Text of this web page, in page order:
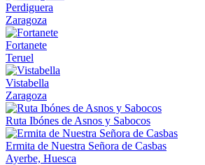
Perdiguera
Zaragoza
Fortanete
Teruel
Vistabella
Zaragoza
Ruta Ibónes de Asnos y Sabocos
Ermita de Nuestra Señora de Casbas
Ayerbe, Huesca